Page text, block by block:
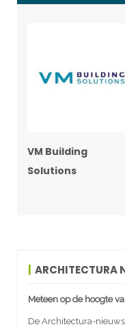
VM Building
Solutions
ARCHITECTURA
Meteen op de hoogte
De Architectura-